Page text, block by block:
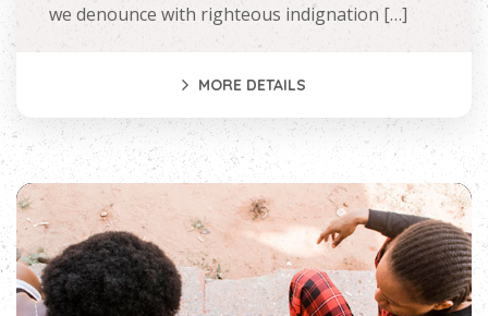
we denounce with righteous indignation […]
MORE DETAILS